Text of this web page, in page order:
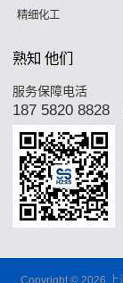
精细化工
熟知 他们
服务保障电活
187 5820 8828